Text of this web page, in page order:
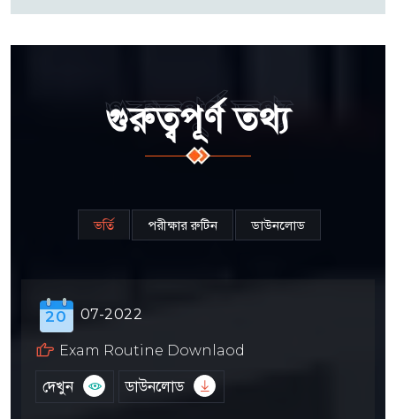
গুরুত্বপূর্ণ তথ্য
গুরুত্বপূর্ণ তথ্য
ভর্তি পরীক্ষার রুটিন ডাউনলোড
20 07-2022
Exam Routine Downlaod
দেখুন ডাউনলোড